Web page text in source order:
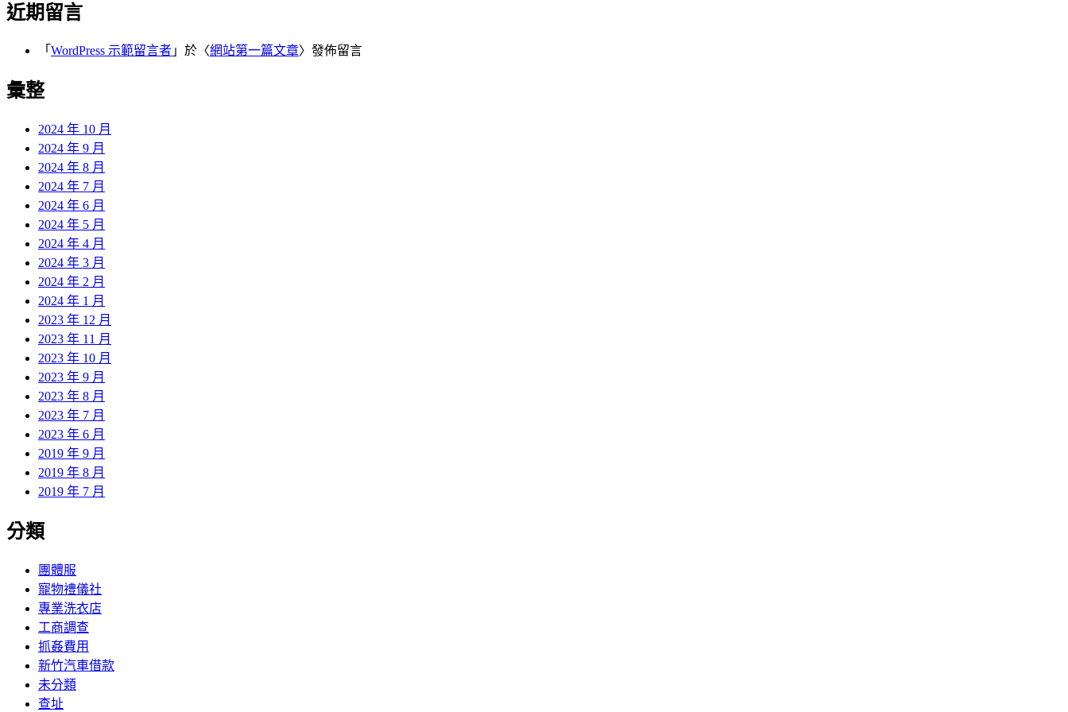
近期留言
「 WordPress 示範留言者 」於〈網站第一篇文章〉發佈留言
彙整
2024 年 10 月
2024 年 9 月
2024 年 8 月
2024 年 7 月
2024 年 6 月
2024 年 5 月
2024 年 4 月
2024 年 3 月
2024 年 2 月
2024 年 1 月
2023 年 12 月
2023 年 11 月
2023 年 10 月
2023 年 9 月
2023 年 8 月
2023 年 7 月
2023 年 6 月
2019 年 9 月
2019 年 8 月
2019 年 7 月
分類
團體服
寵物禮儀社
專業洗衣店
工商調查
抓姦費用
新竹汽車借款
未分類
查址